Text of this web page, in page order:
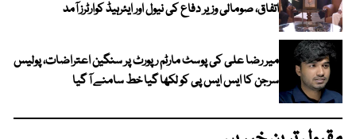
اتفاق، صومالی وزیر دفاع کی نیول اور ایئرہیڈ کوارٹرز آمد
میر رضا علی کی پوسٹ مارٹم رپورٹ پر سنگین اعتراضات، پولیس
سرجن کا ایس ایس پی کو لکھا گیا خط سامنے آ گیا